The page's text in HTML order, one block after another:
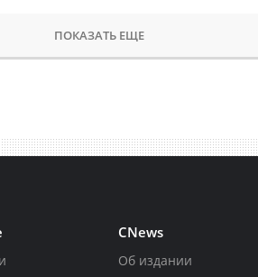
ПОКАЗАТЬ ЕЩЕ
CNews
Об издании